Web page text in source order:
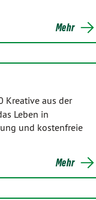
Mehr
Kreative aus der
Leben in
und kostenfreie
Mehr